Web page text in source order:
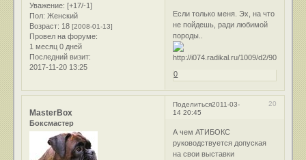
Уважение: [+17/-1]
Пол: Женский
Возраст: 18[2008-01-13]
Провел на форуме:
1 месяц 0 дней
Последний визит:
2017-11-20 13:25
Если только меня. Эх, на что
не пойдешь, ради любимой
породы..
0
Поделиться 20
2011-03-
14 20:45
MasterBox
Боксмастер
А чем АТИБОКС
руководствуется допуская
на свои выставки